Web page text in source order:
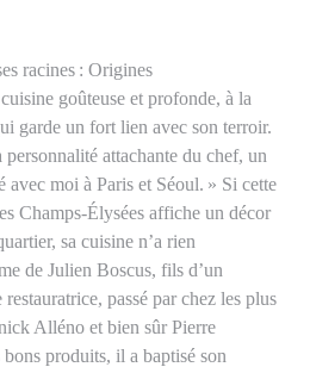
racines : Origines
goûteuse et profonde, à la
garde un fort lien avec son terroir.
personnalité attachante du chef, un
moi à Paris et Séoul. » Si cette
Champs-Élysées affiche un décor
sa cuisine n’a rien
de Julien Boscus, fils d’un
passé par chez les plus
Alléno et bien sûr Pierre
produits, il a baptisé son